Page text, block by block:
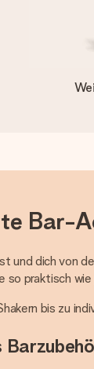
Bar-
und dich von
so praktisch wie
bis zu